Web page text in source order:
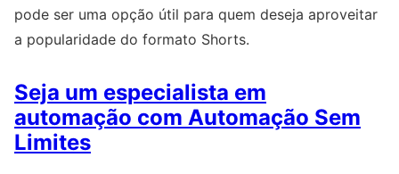
pode ser uma opção útil para quem deseja aproveitar
a popularidade do formato Shorts.
Seja um especialista em
automação com Automação Sem
Limites